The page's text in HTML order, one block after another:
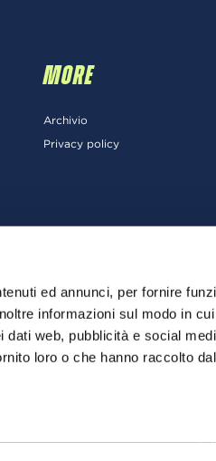
ed annunci, per fornire
informazioni sul modo in
web, pubblicità e social
loro o che hanno raccolto
MORE
Archivio
Privacy policy